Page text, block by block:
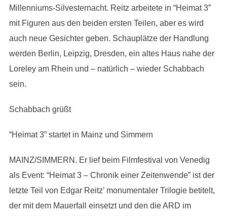
Millenniums-Silvesternacht. Reitz arbeitete in “Heimat 3”
mit Figuren aus den beiden ersten Teilen, aber es wird
auch neue Gesichter geben. Schauplätze der Handlung
werden Berlin, Leipzig, Dresden, ein altes Haus nahe der
Loreley am Rhein und – natürlich – wieder Schabbach
sein.
Schabbach grüßt
“Heimat 3” startet in Mainz und Simmern
MAINZ/SIMMERN. Er lief beim Filmfestival von Venedig
als Event: “Heimat 3 – Chronik einer Zeitenwende” ist der
letzte Teil von Edgar Reitz’ monumentaler Trilogie betitelt,
der mit dem Mauerfall einsetzt und den die ARD im